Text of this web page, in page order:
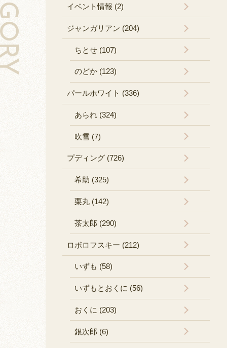
イベント情報 (2)
ジャンガリアン (204)
ちとせ (107)
のどか (123)
パールホワイト (336)
あられ (324)
吹雪 (7)
プディング (726)
希助 (325)
栗丸 (142)
茶太郎 (290)
ロボロフスキー (212)
いずも (58)
いずもとおくに (56)
おくに (203)
銀次郎 (6)